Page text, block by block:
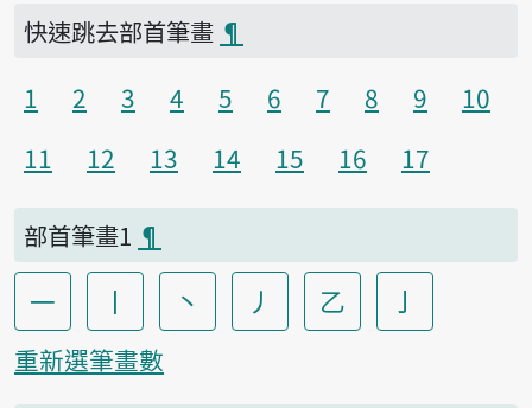
快速跳去部首筆畫 ¶
1
2 3 4 5 6 7 8 9
10
11
12 13 14 15 16 17
部首筆畫1 ¶
一 丨 丶 丿 乙 亅
重新選筆畫數